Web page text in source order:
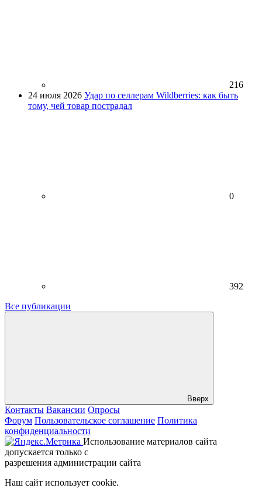
216
24 июля 2026 Удар по селлерам Wildberries: как быть
тому, чей товар пострадал
0
392
Все публикации
Вверх
Контакты Вакансии Опросы
Форум Пользовательское соглашение Политика
конфиденциальности
Использование материалов сайта
допускается только с
разрешения администрации сайта
Наш сайт использует cookie.